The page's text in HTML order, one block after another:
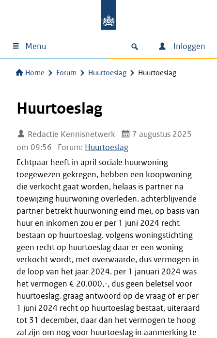
Menu Inloggen
Home Forum Huurtoeslag Huurtoeslag
Huurtoeslag
Redactie Kennisnetwerk
7 augustus 2025
om 09:56
Forum: Huurtoeslag
Echtpaar heeft in april sociale huurwoning
toegewezen gekregen, hebben een koopwoning
die verkocht gaat worden, helaas is partner na
toewijzing huurwoning overleden. achterblijvende
partner betrekt huurwoning eind mei, op basis van
huur en inkomen zou er per 1 juni 2024 recht
bestaan op huurtoeslag. volgens woningstichting
geen recht op huurtoeslag daar er een woning
verkocht wordt, met overwaarde, dus vermogen in
de loop van het jaar 2024. per 1 januari 2024 was
het vermogen € 20.000,-, dus geen beletsel voor
huurtoeslag. graag antwoord op de vraag of er per
1 juni 2024 recht op huurtoeslag bestaat, uiteraard
tot 31 december, daar dan het vermogen te hoog
zal zijn om nog voor huurtoeslag in aanmerking te